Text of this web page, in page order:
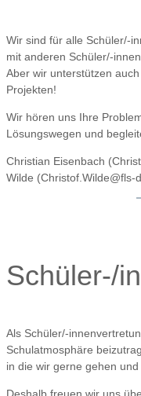
Wir sind für alle Schüler/-
mit anderen Schüler/-
Aber wir unterstützen
Projekten!
Wir hören uns Ihre
Lösungswegen und
Christian Eisenbach
Wilde (Christof.Wilde@fls-
Schüler-/
Als Schüler/-
Schulatmosphäre
in die wir gerne gehen